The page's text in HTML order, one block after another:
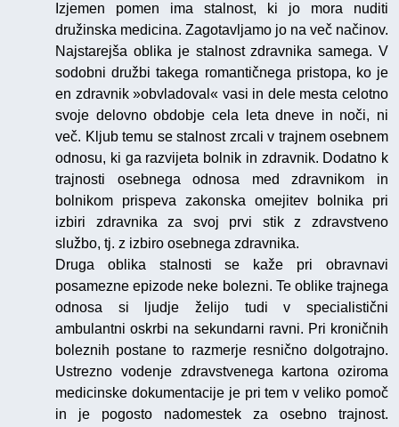
Izjemen pomen ima stalnost, ki jo mora nuditi
družinska medicina. Zagotavljamo jo na več načinov.
Najstarejša oblika je stalnost zdravnika samega. V
sodobni družbi takega romantičnega pristopa, ko je
en zdravnik »obvladoval« vasi in dele mesta celotno
svoje delovno obdobje cela leta dneve in noči, ni
več. Kljub temu se stalnost zrcali v trajnem osebnem
odnosu, ki ga razvijeta bolnik in zdravnik. Dodatno k
trajnosti osebnega odnosa med zdravnikom in
bolnikom prispeva zakonska omejitev bolnika pri
izbiri zdravnika za svoj prvi stik z zdravstveno
službo, tj. z izbiro osebnega zdravnika.
Druga oblika stalnosti se kaže pri obravnavi
posamezne epizode neke bolezni. Te oblike trajnega
odnosa si ljudje želijo tudi v specialistični
ambulantni oskrbi na sekundarni ravni. Pri kroničnih
boleznih postane to razmerje resnično dolgotrajno.
Ustrezno vodenje zdravstvenega kartona oziroma
medicinske dokumentacije je pri tem v veliko pomoč
in je pogosto nadomestek za osebno trajnost.